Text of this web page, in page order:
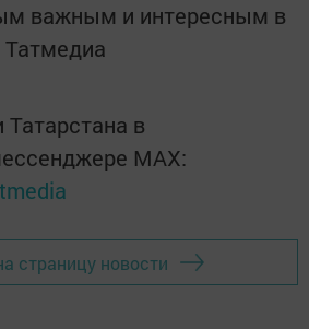
важным и интересным в
Татмедиа
Татарстана в
MАХ:
страницу новости